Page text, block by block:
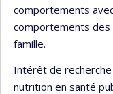
comportements
comportements des
famille.
Intérêt de recherche
nutrition en santé